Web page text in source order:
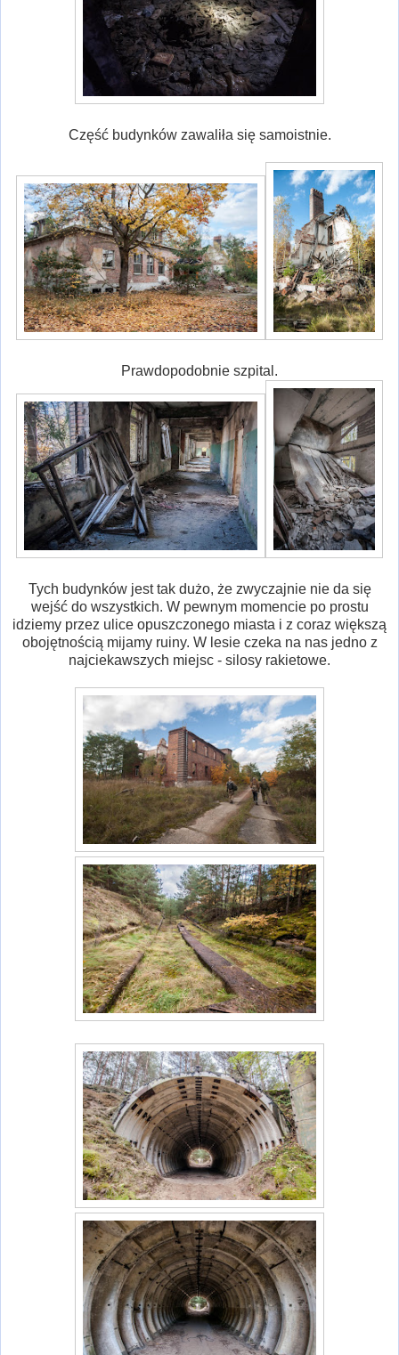
Część budynków zawaliła się samoistnie.
Prawdopodobnie szpital.
Tych budynków jest tak dużo, że zwyczajnie nie da się
wejść do wszystkich. W pewnym momencie po prostu
idziemy przez ulice opuszczonego miasta i z coraz większą
obojętnością mijamy ruiny. W lesie czeka na nas jedno z
najciekawszych miejsc - silosy rakietowe.